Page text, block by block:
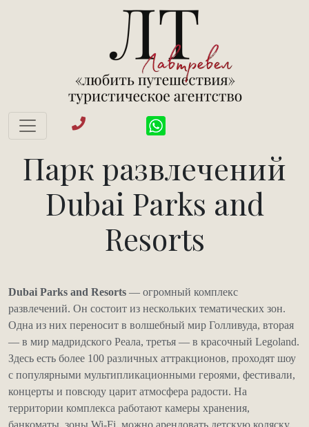
Парк развлечений
Dubai Parks and
Resorts
Dubai Parks and Resorts — огромный комплекс
развлечений. Он состоит из нескольких тематических зон.
Одна из них переносит в волшебный мир Голливуда, вторая
— в мир мадридского Реала, третья — в красочный Legoland.
Здесь есть более 100 различных аттракционов, проходят шоу
с популярными мультипликационными героями, фестивали,
концерты и повсюду царит атмосфера радости. На
территории комплекса работают камеры хранения,
банкоматы, зоны Wi-Fi, можно арендовать детскую коляску.